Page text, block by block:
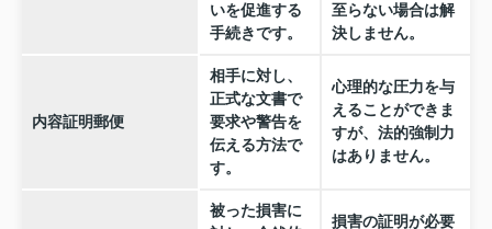
いを促進する
手続きです。
至らない場合は解
決しません。
内容証明郵便
相手に対し、
正式な文書で
要求や警告を
伝える方法で
す。
心理的な圧力を与
えることができま
すが、法的強制力
はありません。
被った損害に
損害の証明が必要